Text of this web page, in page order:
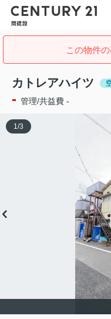
この物件
カトレアハイツ
- 管理/共益費 -
1/3